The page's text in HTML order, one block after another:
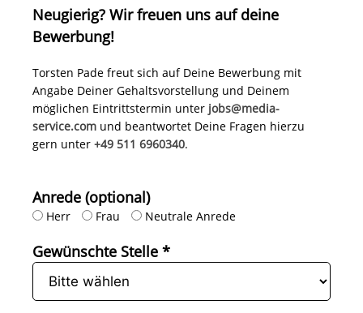
Neugierig? Wir freuen uns auf deine
Bewerbung!
Torsten Pade freut sich auf Deine Bewerbung mit
Angabe Deiner Gehaltsvorstellung und Deinem
möglichen Eintrittstermin unter jobs@media-
service.com und beantwortet Deine Fragen hierzu
gern unter +49 511 6960340.
Anrede (optional)
Herr Frau Neutrale Anrede
Gewünschte Stelle *